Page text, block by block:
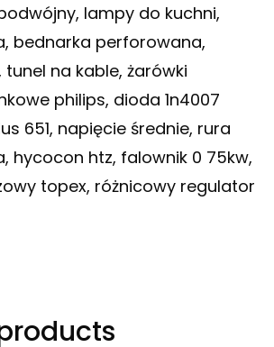
lampy do kuchni,
bednarka perforowana,
na kable, żarówki
philips, dioda 1n4007
651, napięcie średnie, rura
hycocon htz, falownik 0 75kw,
topex, różnicowy regulator